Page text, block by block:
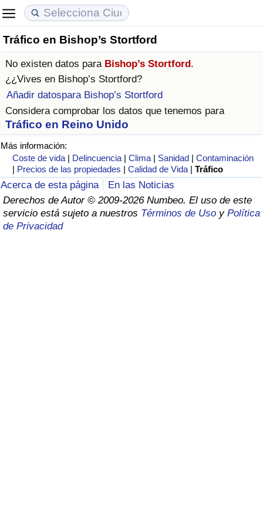
Tráfico en Bishop’s Stortford
No existen datos para Bishop’s Stortford.
¿¿Vives en Bishop’s Stortford?
Añadir datospara Bishop’s Stortford
Considera comprobar los datos que tenemos para
Tráfico en Reino Unido
Más información:
Coste de vida | Delincuencia |Clima | Sanidad |Contaminación
| Precios de las propiedades |Calidad de Vida |Tráfico
Acerca de esta página
En las Noticias
Derechos de Autor © 2009-2026 Numbeo. El uso de este
servicio está sujeto a nuestros Términos de Uso y Política
de Privacidad
Coste de vida
Índice de Costo de Vida (Actual)
Índice de Costo de Vida
Índice de costo de vida por país
en aqaba
Precios de las propiedades
Índice de Precios de Inmuebles (Actual)
Índice de Precios de Inmuebles
Índice de Precios de Inmuebles por País
Calidad de Vida
Índice de Calidad de Vida
Índice de Calidad de Vida (Actual)
Índice de calidad de vida por país
Delincuencia
Calificación del Índice de Criminalidad
(Actual)